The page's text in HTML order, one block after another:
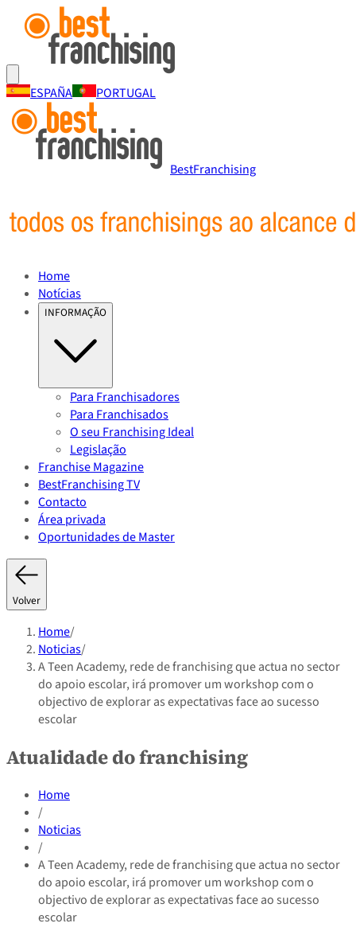
ESPAÑA PORTUGAL
BestFranchising
Home
Notícias
INFORMAÇÃO
Para Franchisadores
Para Franchisados
O seu Franchising Ideal
Legislação
Franchise Magazine
BestFranchising TV
Contacto
Área privada
Oportunidades de Master
Volver
Home/
Noticias/
A Teen Academy, rede de franchising que actua no sector
do apoio escolar, irá promover um workshop com o
objectivo de explorar as expectativas face ao sucesso
escolar
Atualidade do franchising
Home
/
Noticias
/
A Teen Academy, rede de franchising que actua no sector
do apoio escolar, irá promover um workshop com o
objectivo de explorar as expectativas face ao sucesso
escolar